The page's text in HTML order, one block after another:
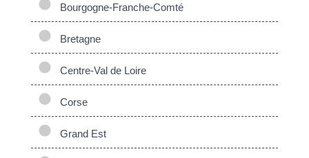
Bourgogne-Franche-Comté
Bretagne
Centre-Val de Loire
Corse
Grand Est